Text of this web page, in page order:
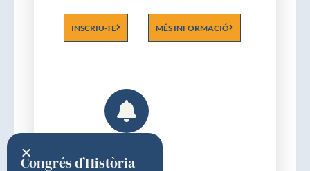
Congrés d’Història
INSCRIU-TE MÉS INFORMACIÓ